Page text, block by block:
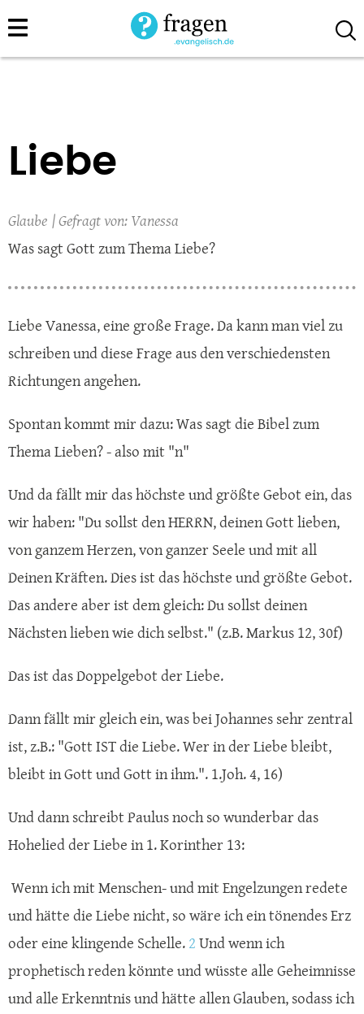
Direkt
zum
Liebe
Glaube
Vanessa
Was sagt Gott zum Thema Liebe?
Liebe Vanessa, eine große Frage. Da kann man viel zu
schreiben und diese Frage aus den verschiedensten
Richtungen angehen.
Spontan kommt mir dazu: Was sagt die Bibel zum
Thema Lieben? - also mit "n"
Und da fällt mir das höchste und größte Gebot ein, das
wir haben: "Du sollst den HERRN, deinen Gott lieben,
von ganzem Herzen, von ganzer Seele und mit all
Deinen Kräften. Dies ist das höchste und größte Gebot.
Das andere aber ist dem gleich: Du sollst deinen
Nächsten lieben wie dich selbst." (z.B. Markus 12, 30f)
Das ist das Doppelgebot der Liebe.
Dann fällt mir gleich ein, was bei Johannes sehr zentral
ist, z.B.: "Gott IST die Liebe. Wer in der Liebe bleibt,
bleibt in Gott und Gott in ihm.". 1.Joh. 4, 16)
Und dann schreibt Paulus noch so wunderbar das
Hohelied der Liebe in 1. Korinther 13:
Wenn ich mit Menschen- und mit Engelzungen redete
und hätte die Liebe nicht, so wäre ich ein tönendes Erz
oder eine klingende Schelle.2Und wenn ich
prophetisch reden könnte und wüsste alle Geheimnisse
und alle Erkenntnis und hätte allen Glauben, sodass ich